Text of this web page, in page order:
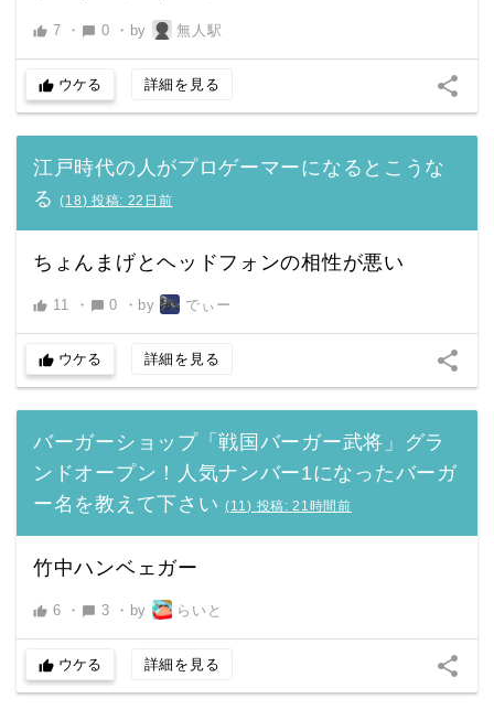
thumb_up 7 ・ chat_bubble 0 ・ by 無人駅
thumb_up ウケる 詳細を見る share
江戸時代の人がプロゲーマーになるとこうな
る
(18) 投稿: 22日前
ちょんまげとヘッドフォンの相性が悪い
thumb_up 11 ・ chat_bubble 0 ・ by でぃー
thumb_up ウケる 詳細を見る share
バーガーショップ「戦国バーガー武将」グラ
ンドオープン！人気ナンバー1になったバーガ
ー名を教えて下さい (11) 投稿: 21時間前
竹中ハンベェガー
thumb_up 6 ・ chat_bubble 3 ・ by らいと
thumb_up ウケる 詳細を見る share